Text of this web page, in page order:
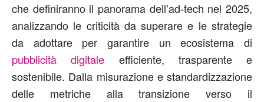
che definiranno il panorama dell’ad-tech nel 2025,
analizzando le criticità da superare e le strategie
da adottare per garantire un ecosistema di
pubblicità digitale efficiente, trasparente e
sostenibile. Dalla misurazione e standardizzazione
delle metriche alla transizione verso il